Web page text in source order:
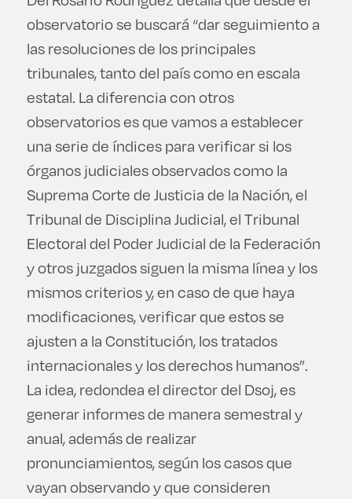
observatorio se buscará “dar seguimiento a
las resoluciones de los principales
tribunales, tanto del país como en escala
estatal. La diferencia con otros
observatorios es que vamos a establecer
una serie de índices para verificar si los
órganos judiciales observados como la
Suprema Corte de Justicia de la Nación, el
Tribunal de Disciplina Judicial, el Tribunal
Electoral del Poder Judicial de la Federación
y otros juzgados siguen la misma línea y los
mismos criterios y, en caso de que haya
modificaciones, verificar que estos se
ajusten a la Constitución, los tratados
internacionales y los derechos humanos”.
La idea, redondea el director del Dsoj, es
generar informes de manera semestral y
anual, además de realizar
pronunciamientos, según los casos que
vayan observando y que consideren